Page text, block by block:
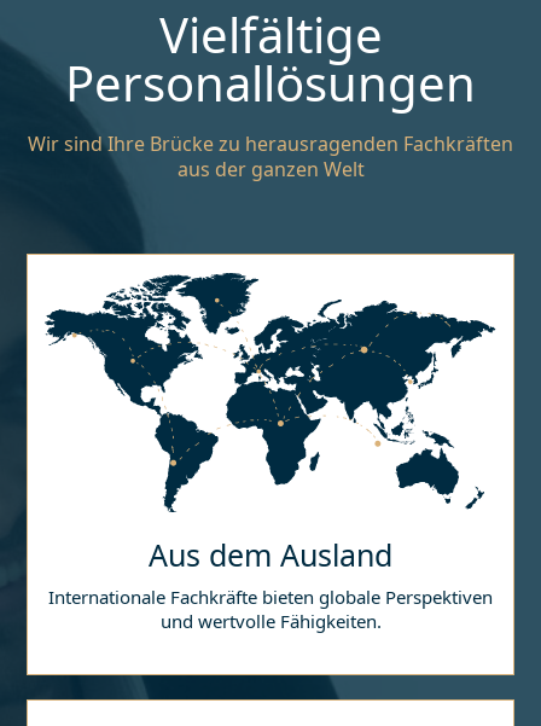
Vielfältige
Personallösungen
Wir sind Ihre Brücke zu herausragenden Fachkräften
aus der ganzen Welt
Aus dem Ausland
Internationale Fachkräfte bieten globale Perspektiven
und wertvolle Fähigkeiten.